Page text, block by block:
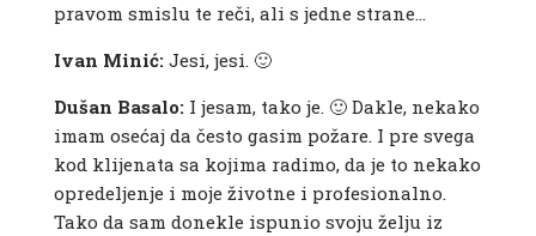
pravom smislu te reči, ali s jedne strane…
Ivan Minić:Jesi, jesi. 🙂
Dušan Basalo:I jesam, tako je. 🙂 Dakle, nekako
imam osećaj da često gasim požare. I pre svega
kod klijenata sa kojima radimo, da je to nekako
opredeljenje i moje životne i profesionalno.
Tako da sam donekle ispunio svoju želju iz